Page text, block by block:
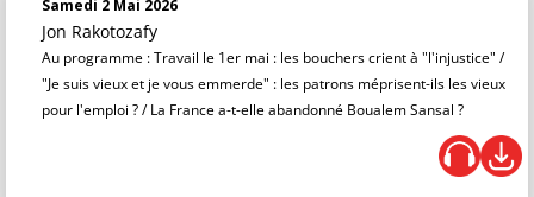
Samedi 2 Mai 2026
Jon Rakotozafy
Au programme : Travail le 1er mai : les bouchers crient à "l'injustice" /
"Je suis vieux et je vous emmerde" : les patrons méprisent-ils les vieux
pour l'emploi ? / La France a-t-elle abandonné Boualem Sansal ?